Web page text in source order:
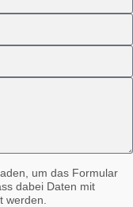
um das Formular
dabei Daten mit
werden.